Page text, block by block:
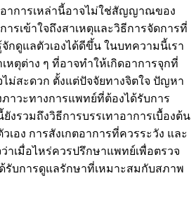
าการเหล่านี้อาจไม่ใช่สัญญาณของ
ารเข้าใจถึงสาเหตุและวิธีการจัดการที่
กดูแลตัวเองได้ดีขึ้น ในบทความนี้เรา
หตุต่าง ๆ ที่อาจทำให้เกิดอาการจุกที่
ม่สะดวก ตั้งแต่ปัจจัยทางจิตใจ ปัญหา
าวะทางการแพทย์ที่ต้องได้รับการ
งรวมถึงวิธีการบรรเทาอาการเบื้องต้น
อง การสังเกตอาการที่ควรระวัง และ
าเมื่อไหร่ควรปรึกษาแพทย์เพื่อตรวจ
รับการดูแลรักษาที่เหมาะสมกับสภาพ